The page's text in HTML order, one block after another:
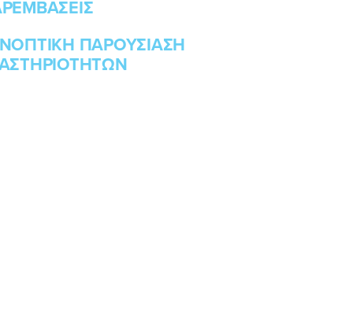
ΠΑΡΟΥΣΙΑΣΗ